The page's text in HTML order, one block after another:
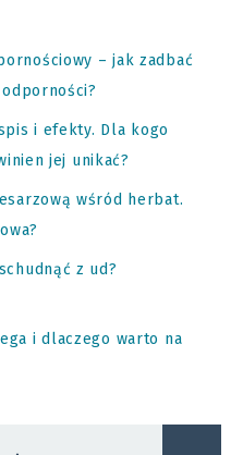
– jak zadbać
i efekty. Dla kogo
jej unikać?
wśród herbat.
z ud?
i dlaczego warto na